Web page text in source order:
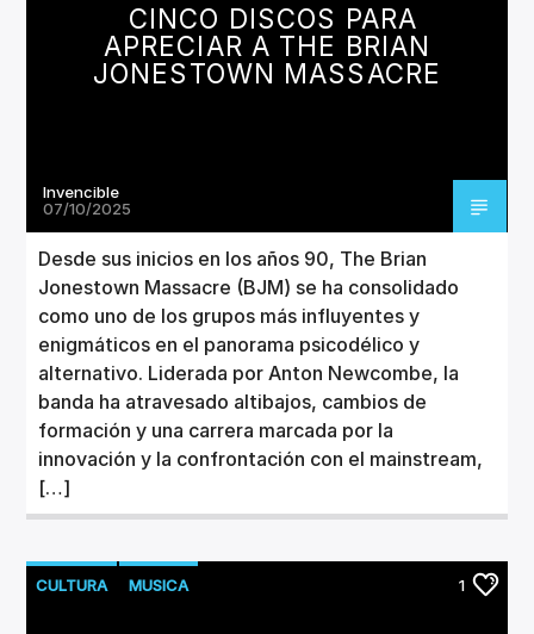
CINCO DISCOS PARA
APRECIAR A THE BRIAN
JONESTOWN MASSACRE
Invencible
07/10/2025
Desde sus inicios en los años 90, The Brian
Jonestown Massacre (BJM) se ha consolidado
como uno de los grupos más influyentes y
enigmáticos en el panorama psicodélico y
alternativo. Liderada por Anton Newcombe, la
banda ha atravesado altibajos, cambios de
formación y una carrera marcada por la
innovación y la confrontación con el mainstream,
[…]
CULTURA MUSICA 1